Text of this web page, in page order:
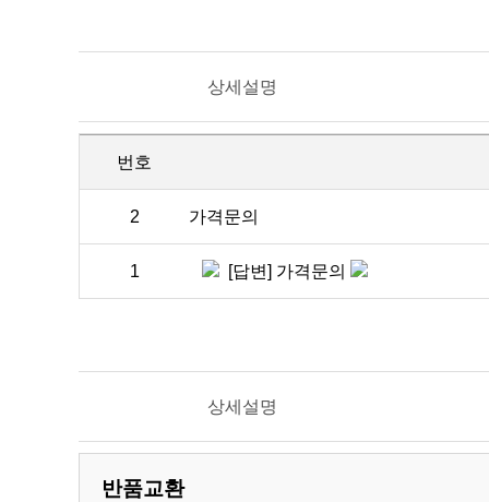
상세설명
번호
2 가격문의
1 [답변] 가격문의
상세설명
반품교환